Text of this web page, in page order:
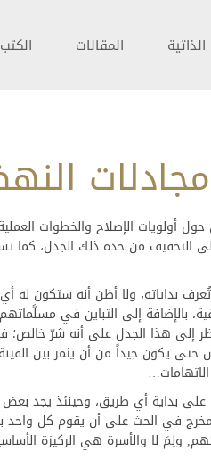
المقالات الكتب
أولويات الإصلاح والخطوات
التخفيف من حدة ذلك الجدل، كما
بداياته، ولا أظن أنه ستكون له أي
بالإضافة إلى التباين في
إلى هذا الجدل على أنه شرّ خالص؛
حتى يكون جيداً من أن يثمر بين
بداية أي طريق، وحينئذ يجد
المخرج في الحث على أن يقوم كل
ولِمَ لا والأسرة هي الركيزة